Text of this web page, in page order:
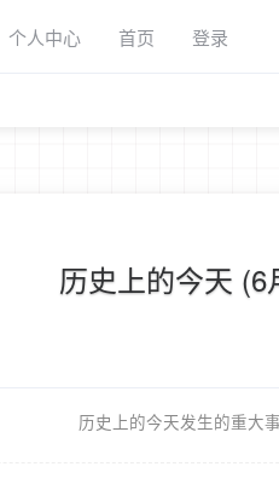
个人中心 首页 登录
历史上的今天 (6
历史上的今天发生的重大